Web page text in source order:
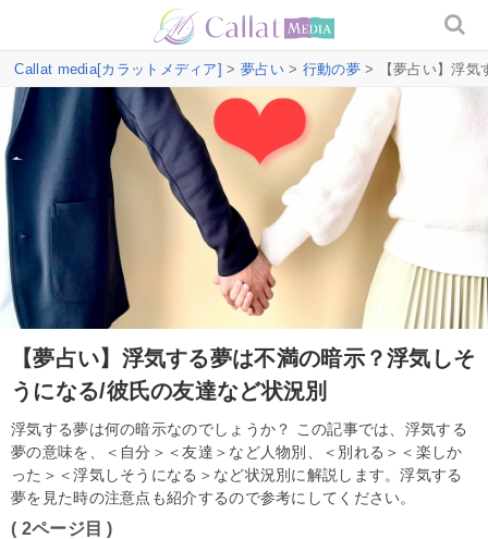
Callat media[カラットメディア] > 夢占い> 行動の夢> 【夢占い】浮気
【夢占い】浮気する夢は不満の暗示？浮気しそ
うになる/彼氏の友達など状況別
浮気する夢は何の暗示なのでしょうか？ この記事では、浮気する
夢の意味を、＜自分＞＜友達＞など人物別、＜別れる＞＜楽しか
った＞＜浮気しそうになる＞など状況別に解説します。浮気する
夢を見た時の注意点も紹介するので参考にしてください。
( 2ページ目 )